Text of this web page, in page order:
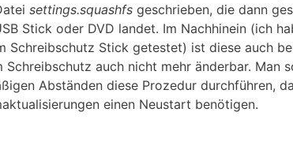
settings.squashfs geschrieben, die dann
Stick oder DVD landet. Im Nachhinein (ich
Schreibschutz Stick getestet) ist diese auch
Schreibschutz auch nicht mehr änderbar. Man
Abständen diese Prozedur durchführen,
einen Neustart benötigen.